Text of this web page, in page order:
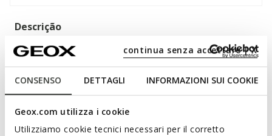
CONSENSO DETTAGLI INFORMAZIONI SUI COOKIE
Geox.com utilizza i cookie
Utilizziamo cookie tecnici necessari per il corretto
continua senza accettare | X
Descrição
Sneaker de mulher de inspiração running, que oferece
conforto e respirabilidade. Fabricado em napa e camurça, é
aqui apresentado numa versão que combina branco e branco
CÓDIGO DO ARTIGO:D66UFA08522C1352